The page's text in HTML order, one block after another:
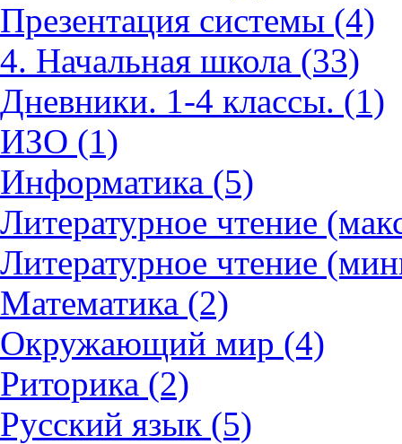
Презентация системы (4)
4. Начальная школа (33)
Дневники. 1-4 классы. (1)
ИЗО (1)
Информатика (5)
Литературное чтение
Литературное чтение
Математика (2)
Окружающий мир (4)
Риторика (2)
Русский язык (5)